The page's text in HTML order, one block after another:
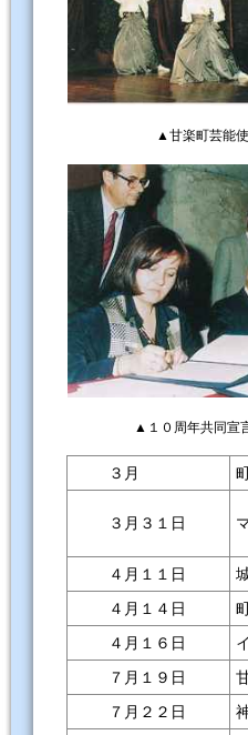
▲甘楽町芸能
▲１０周年共同宣
３月
３月３１日
４月１１日
４月１４日
４月１６日
７月１９日
７月２２日